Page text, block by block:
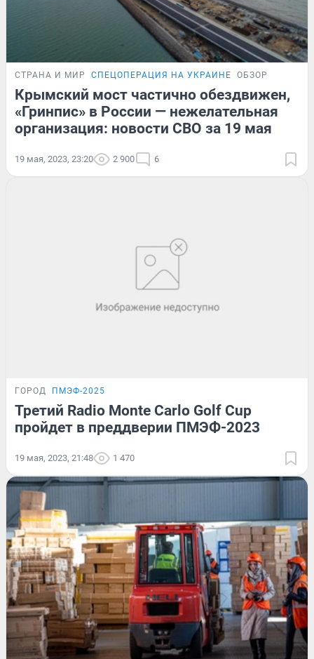
СТРАНА И МИР СПЕЦОПЕРАЦИЯ НА УКРАИНЕ ОБЗОР
Крымский мост частично обездвижен,
«Гринпис» в России — нежелательная
организация: новости СВО за 19 мая
19 мая, 2023, 23:20 2 900 6
ГОРОД ПМЭФ-2025
Третий Radio Monte Carlo Golf Cup
пройдет в преддверии ПМЭФ-2023
19 мая, 2023, 21:48 1 470